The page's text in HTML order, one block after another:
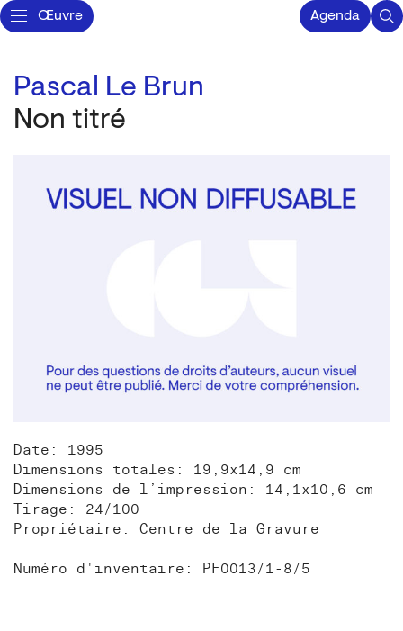
Œuvre Agenda
Pascal Le Brun
Non titré
Date: 1995
Dimensions totales: 19,9x14,9 cm
Dimensions de l’impression: 14,1x10,6 cm
Tirage: 24/100
Propriétaire: Centre de la Gravure
Numéro d'inventaire: PF0013/1-8/5